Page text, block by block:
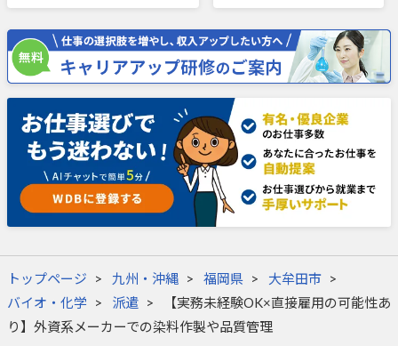
トップページ 九州・沖縄 福岡県
大牟田市
バイオ・化学
派遣
【実務未経験OK×直接雇用の可能性あ
り】外資系メーカーでの染料作製や品質管理